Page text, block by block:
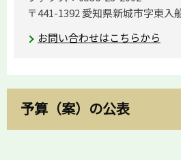
〒441-1392 愛知県新城市字東入
お問い合わせはこちらから
予算（案）の公表